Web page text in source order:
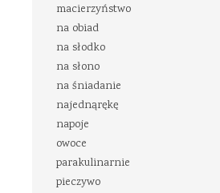
macierzyństwo
na obiad
na słodko
na słono
na śniadanie
najednąrękę
napoje
owoce
parakulinarnie
pieczywo